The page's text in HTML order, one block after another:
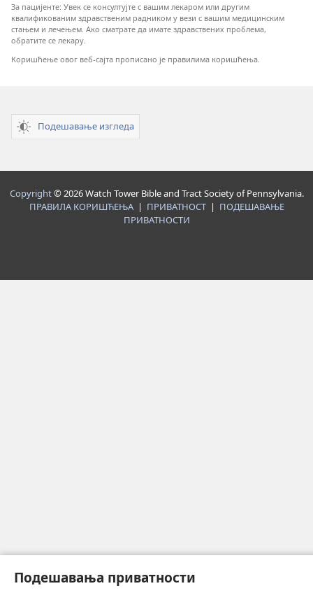
Подешавања приватности
За пацијенте: Увек се консултујте с вашим лекаром или другим
квалификованим здравственим радником у вези с вашим медицинским
стањем и лечењем. Ако сматрате да имате здравствених проблема,
обратите се лекару.
Коришћење овог веб-сајта прописано је правилима коришћења.
Подешавање изгледа
Copyright© 2026 Watch Tower Bible and Tract Society of Pennsylvania.
ПРАВИЛА КОРИШЋЕЊА| ПРИВАТНОСТ| ПОДЕШАВАЊЕ
ПРИВАТНОСТИ